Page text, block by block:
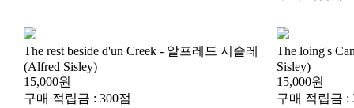
(Alfred Sisley)
15,000원
구매 적립금 : 300점
Sisley)
15,000원
구매 적립금 :